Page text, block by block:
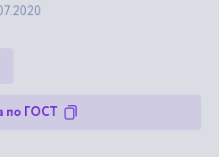
по ГОСТ